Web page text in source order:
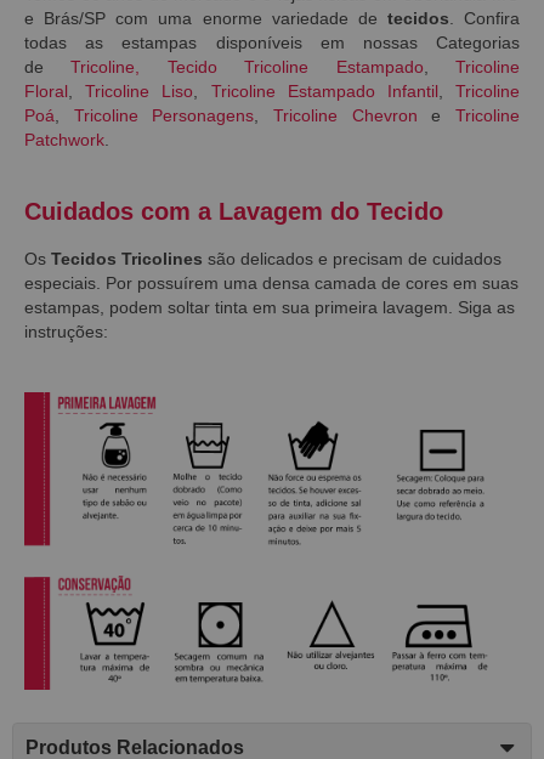
e Brás/SP com uma enorme variedade de tecidos . Confira
todas as estampas disponíveis em nossas Categorias
deTricoline Tecido Tricoline Estampado ,Tricoline
Floral ,Tricoline Liso Tricoline Estampado Infantil ,Tricoline
Poá
Tricoline Personagens ,Tricoline Chevron eTricoline
Patchwork
Cuidados com a Lavagem do Tecido
Os Tecidos Tricolines são delicados e precisam de cuidados
especiais. Por possuírem uma densa camada de cores em suas
estampas, podem soltar tinta em sua primeira lavagem. Siga as
instruções:
Produtos Relacionados